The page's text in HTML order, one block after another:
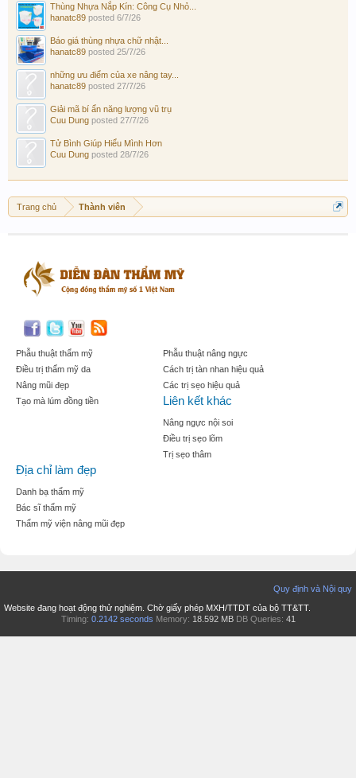
Thùng Nhựa Nắp Kín: Công Cụ Nhỏ...
hanatc89 posted 6/7/26
Báo giá thùng nhựa chữ nhật...
hanatc89 posted 25/7/26
những ưu điểm của xe nâng tay...
hanatc89 posted 27/7/26
Giải mã bí ẩn năng lượng vũ trụ
Cuu Dung posted 27/7/26
Tử Bình Giúp Hiểu Mình Hơn
Cuu Dung posted 28/7/26
Trang chủ Thành viên
Phẫu thuật thẩm mỹ
Điều trị thẩm mỹ da
Nâng mũi đẹp
Tạo mà lúm đồng tiền
Phẫu thuật nâng ngực
Cách trị tàn nhan hiệu quả
Các trị sẹo hiệu quả
Liên kết khác
Nâng ngực nội soi
Điều trị sẹo lõm
Trị sẹo thâm
Địa chỉ làm đẹp
Danh bạ thẩm mỹ
Bác sĩ thẩm mỹ
Thẩm mỹ viện nâng mũi đẹp
Quy định và Nội quy
Website đang hoạt động thử nghiệm. Chờ giấy phép MXH/TTDT của bộ TT&TT.
Timing: 0.2142 seconds Memory: 18.592 MB DB Queries: 41